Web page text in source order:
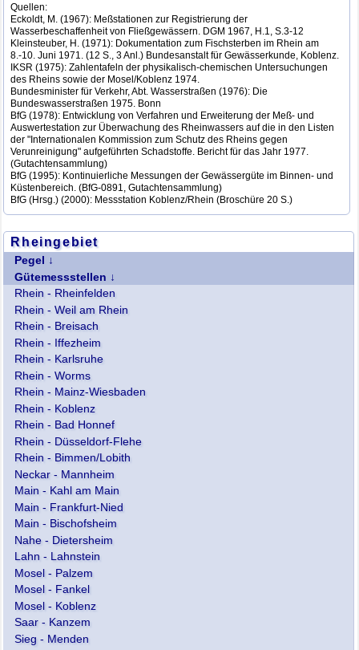
Quellen:
Eckoldt, M. (1967): Meßstationen zur Registrierung der
Wasserbeschaffenheit von Fließgewässern. DGM 1967, H.1, S.3-12
Kleinsteuber, H. (1971): Dokumentation zum Fischsterben im Rhein am
8.-10. Juni 1971. (12 S., 3 Anl.) Bundesanstalt für Gewässerkunde, Koblenz.
IKSR (1975): Zahlentafeln der physikalisch-chemischen Untersuchungen
des Rheins sowie der Mosel/Koblenz 1974.
Bundesminister für Verkehr, Abt. Wasserstraßen (1976): Die
Bundeswasserstraßen 1975. Bonn
BfG (1978): Entwicklung von Verfahren und Erweiterung der Meß- und
Auswertestation zur Überwachung des Rheinwassers auf die in den Listen
der "Internationalen Kommission zum Schutz des Rheins gegen
Verunreinigung" aufgeführten Schadstoffe. Bericht für das Jahr 1977.
(Gutachtensammlung)
BfG (1995): Kontinuierliche Messungen der Gewässergüte im Binnen- und
Küstenbereich. (BfG-0891, Gutachtensammlung)
BfG (Hrsg.) (2000): Messstation Koblenz/Rhein (Broschüre 20 S.)
Rheingebiet
Pegel
Rhein - Basel
Rhein - Maxau
Rhein - Speyer
Rhein - Mannheim
Rhein - Worms
Rhein - Mainz
Rhein - Kaub
Rhein - Koblenz
Rhein - Andernach
Rhein - Bonn
Rhein - Köln
Rhein - Düsseldorf
Rhein - Ruhrort
Rhein - Rees
Rhein - Emmerich
Rhein - Lobith
Neckar - Lauffen
Neckar - Rockenau
Neckar - Heidelberg
Main - Würzburg
Main - Kleinheubach
Main - Frankfurt
Main - Raunheim
Gütemessstellen
Rhein - Rheinfelden
Rhein - Weil am Rhein
Rhein - Breisach
Rhein - Iffezheim
Rhein - Karlsruhe
Rhein - Worms
Rhein - Mainz-Wiesbaden
Rhein - Koblenz
Rhein - Bad Honnef
Rhein - Düsseldorf-Flehe
Rhein - Bimmen/Lobith
Neckar - Mannheim
Main - Kahl am Main
Main - Frankfurt-Nied
Main - Bischofsheim
Nahe - Dietersheim
Lahn - Lahnstein
Mosel - Palzem
Mosel - Fankel
Mosel - Koblenz
Saar - Kanzem
Sieg - Menden